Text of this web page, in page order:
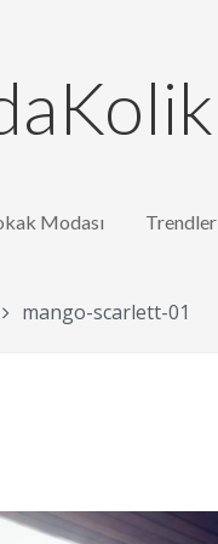
Modası Trendler
mango-scarlett-01